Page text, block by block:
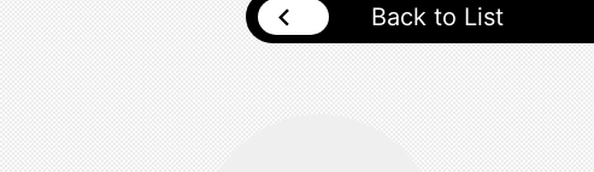
Back to List